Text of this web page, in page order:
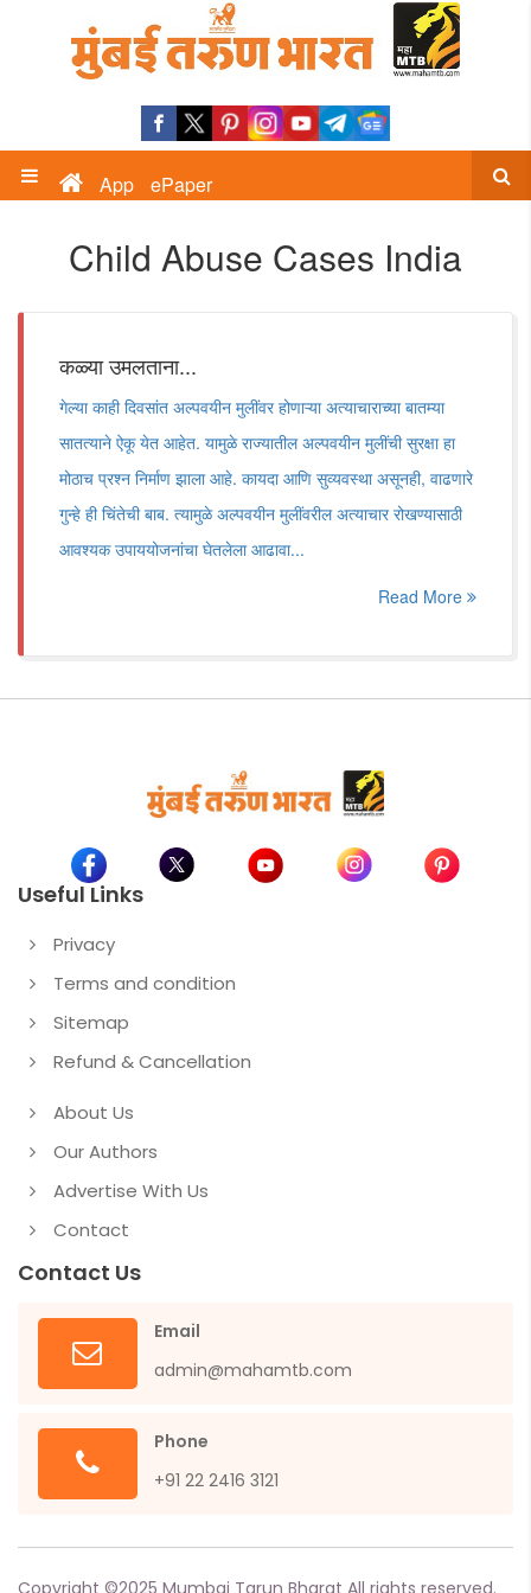
App ePaper
Child Abuse Cases India
कळ्या उमलताना...
गेल्या काही दिवसांत अल्पवयीन मुलींवर होणाऱ्या अत्याचाराच्या बातम्या
सातत्याने ऐकू येत आहेत. यामुळे राज्यातील अल्पवयीन मुलींची सुरक्षा हा
मोठाच प्रश्न निर्माण झाला आहे. कायदा आणि सुव्यवस्था असूनही, वाढणारे
गुन्हे ही चिंतेची बाब. त्यामुळे अल्पवयीन मुलींवरील अत्याचार रोखण्यासाठी
आवश्यक उपाययोजनांचा घेतलेला आढावा...
Read More
Useful Links
Privacy
Terms and condition
Sitemap
Refund & Cancellation
About Us
Our Authors
Advertise With Us
Contact
Contact Us
Email
admin@mahamtb.com
Phone
+91 22 2416 3121
Copyright ©2025 Mumbai Tarun Bharat All rights reserved.